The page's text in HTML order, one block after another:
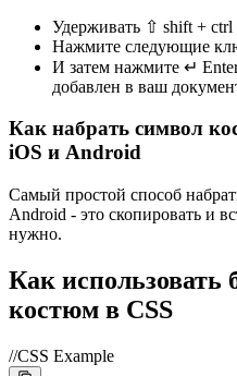
Удерживать ⇧ shift + ctrl
Нажмите следующие
И затем нажмите ↵
добавлен в ваш
Как набрать символ
iOS и Android
Самый простой способ
Android - это скопировать и
нужно.
Как
костюм в CSS
//CSS Example